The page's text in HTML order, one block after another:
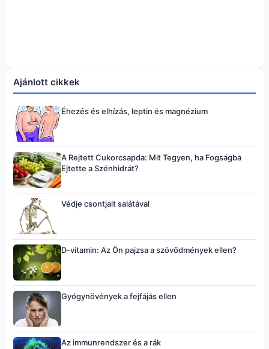
Ajánlott cikkek
Éhezés és elhízás, leptin és magnézium
A Rejtett Cukorcsapda: Mit Tegyen, ha Fogságba
Ejtette a Szénhidrát?
Védje csontjait salátával
D-vitamin: Az Ön pajzsa a szövődmények ellen?
Gyógynövények a fejfájás ellen
Az immunrendszer és a rák